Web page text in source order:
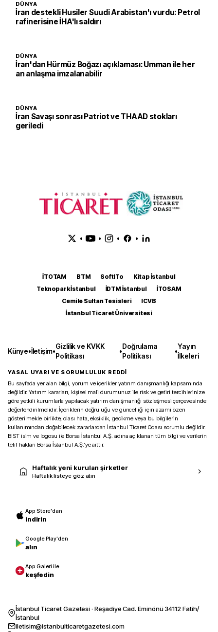
DÜNYA
İran destekli Husiler Suudi Arabistan'ı vurdu: Petrol
rafinerisine İHA'lı saldırı
DÜNYA
İran'dan Hürmüz Boğazı açıklaması: Umman ile her
an anlaşma imzalanabilir
DÜNYA
İran Savaşı sonrası Patriot ve THAAD stokları
geriledi
• • • •
İTOTAM BTM SoftITo
Kitap İstanbul
Teknopark İstanbul
İDTM İstanbul
İTOSAM
Cemile Sultan Tesisleri
ICVB
İstanbul Ticaret Üniversitesi
Künye•İletişim•
Gizlilik ve KVKK
Politikası
•
Doğrulama
Politikası
•
Yayın
İlkeleri
YASAL UYARI VE SORUMLULUK REDDİ
Bu sayfada yer alan bilgi, yorum ve içerikler yatırım danışmanlığı kapsamında
değildir. Yatırım kararları, kişisel mali durumunuz ile risk ve getiri tercihlerinize
göre yetkili kurumlarla yapılacak yatırım danışmanlığı sözleşmesi çerçevesinde
değerlendirilmelidir. İçeriklerin doğruluğu ve güncelliği için azami özen
gösterilmekle birlikte, olası hata, eksiklik, gecikme veya bu bilgilerin
kullanımından doğabilecek zararlardan İstanbul Ticaret Odası sorumlu değildir.
BIST isim ve logosu ile Borsa İstanbul A.Ş. adına açıklanan tüm bilgi ve verilerin
telif hakları Borsa İstanbul A.Ş.’ye aittir.
Haftalık yeni kurulan şirketler
Haftalık listeye göz atın
App Store'dan
indirin
Google Play'den
alın
App Galeri ile
keşfedin
İstanbul Ticaret Gazetesi · Reşadiye Cad. Eminönü 34112 Fatih/
İstanbul
iletisim@istanbulticaretgazetesi.com